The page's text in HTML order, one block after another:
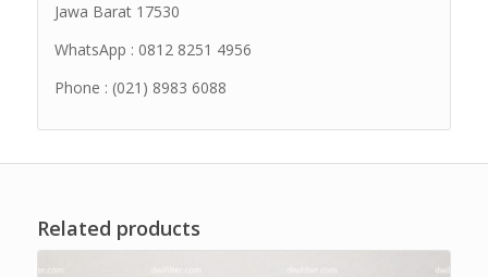
Jawa Barat 17530
WhatsApp : 0812 8251 4956
Phone : (021) 8983 6088
Related products